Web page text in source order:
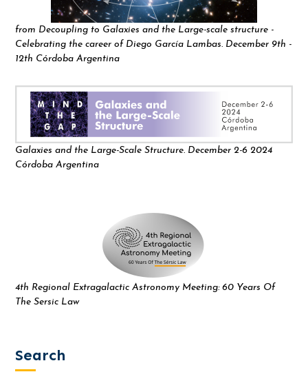
from Decoupling to Galaxies and the Large-scale structure -
Celebrating the career of Diego García Lambas. December 9th -
12th Córdoba Argentina
Galaxies and the Large-Scale Structure. December 2-6 2024
Córdoba Argentina
4th Regional Extragalactic Astronomy Meeting: 60 Years Of
The Sersic Law
Search